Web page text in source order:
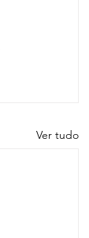
Ver tudo